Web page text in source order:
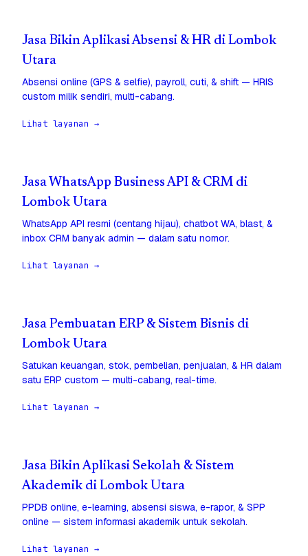
Jasa Bikin Aplikasi Absensi & HR di Lombok
Utara
Absensi online (GPS & selfie), payroll, cuti, & shift — HRIS
custom milik sendiri, multi-cabang.
Lihat layanan →
Jasa WhatsApp Business API & CRM di
Lombok Utara
WhatsApp API resmi (centang hijau), chatbot WA, blast, &
inbox CRM banyak admin — dalam satu nomor.
Lihat layanan →
Jasa Pembuatan ERP & Sistem Bisnis di
Lombok Utara
Satukan keuangan, stok, pembelian, penjualan, & HR dalam
satu ERP custom — multi-cabang, real-time.
Lihat layanan →
Jasa Bikin Aplikasi Sekolah & Sistem
Akademik di Lombok Utara
PPDB online, e-learning, absensi siswa, e-rapor, & SPP
online — sistem informasi akademik untuk sekolah.
Lihat layanan →